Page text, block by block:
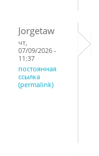
Jorgetaw
чт,
07/09/2026 -
11:37
постоянная
ссылка
(permalink)